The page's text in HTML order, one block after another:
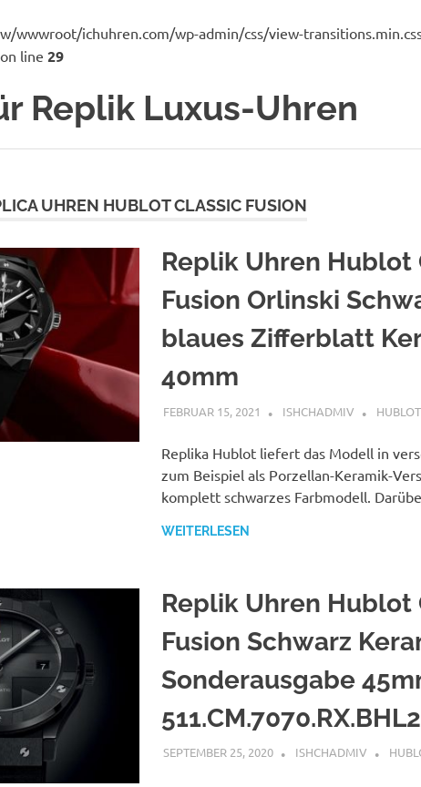
wwwroot/ichuhren.com/wp-admin/css/view-
on line 29
Replik Luxus-Uhren
UHREN HUBLOT CLASSIC FUSION
Replik Uhren Hublot
Fusion Orlinski
blaues Zifferblatt
40mm
FEBRUAR 15, 2021 ISHCHADMIV
Replika Hublot liefert das Modell in
zum Beispiel als Porzellan-Keramik-
komplett schwarzes Farbmodell.
WEITERLESEN
Replik Uhren Hublot
Fusion Schwarz
Sonderausgabe
SEPTEMBER 25, 2020 ISHCHADMIV